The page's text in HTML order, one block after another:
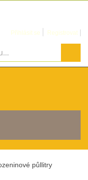
Přihlásit se Registrovat
půllitry